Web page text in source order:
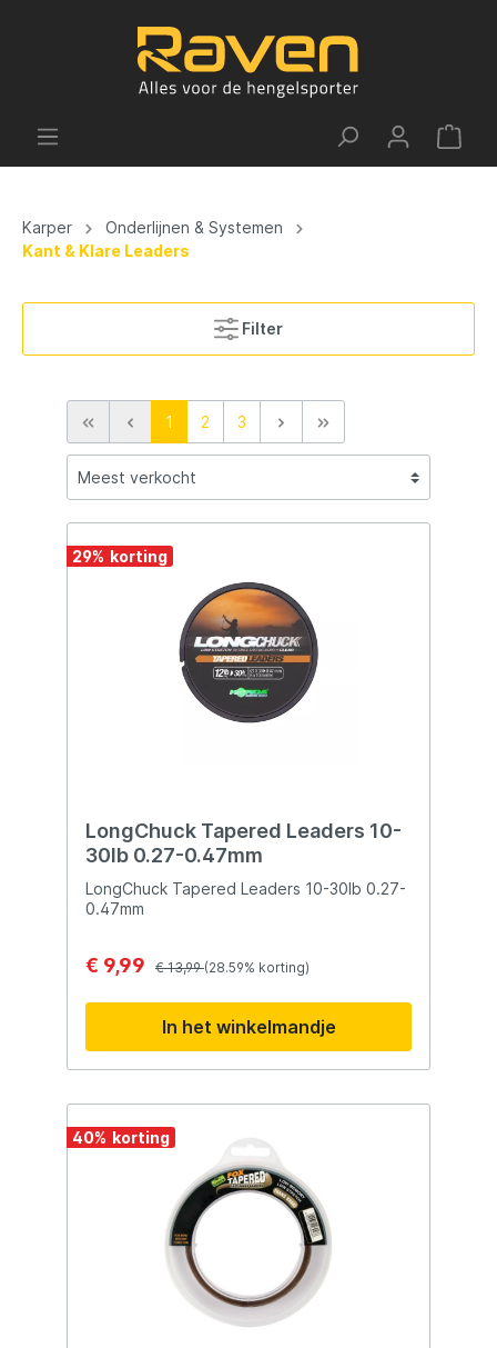
Karper
Onderlijnen & Systemen
Kant & Klare Leaders
Filter
1 2 3
29%
LongChuck Tapered Leaders 10-
30lb 0.27-0.47mm
LongChuck Tapered Leaders 10-30lb 0.27-
0.47mm
€ 9,99 € 13,99(28.59% korting)
In het winkelmandje
40%